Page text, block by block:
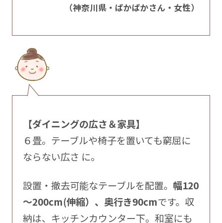
（神奈川県・ぱかぱかさん・女性）
【ダイニングの広さ＆家具】
６畳。テーブルや椅子を置いても窮屈に
ならない広さ に。
設置・撤去可能なテーブルを配置。 幅120
～200cm(伸縮）、奥行き90cmです。収
納は、キッチンカウンター下。和室にも